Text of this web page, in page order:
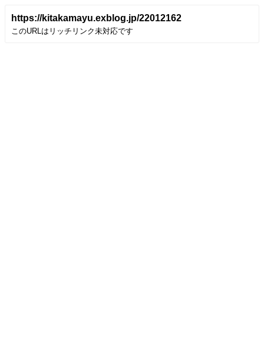
https://kitakamayu.exblog.jp/22012162
このURLはリッチリンク未対応です